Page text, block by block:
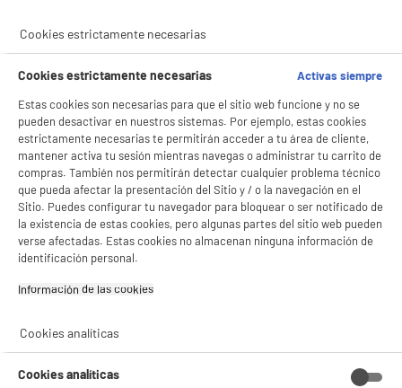
We may collect the following information:
demographic information such as postcode, preferences and
interests
other information relevant to customer surveys and/or offers
For the exhaustive list of cookies we collect see theList
of cookies we collectsection.
What we do with the information we
gather
We require this information to understand your needs and
provide you with a better service, and in particular for the
following reasons:
Rechazar todas
BIENVENIDO a ELECTRO
DEPOT
Con el fin de mejorar tu experiencia, y tras tu consentimiento, ELECTRO DEPOT
y sus socios utilizan cookies que procesan tus datos personales para:
- compartir contenido adaptado a tus preferencias
- ofrecer publicidad y comunicaciones personalizadas
- facilitar el intercambio de contenido en las redes sociales
Consulta la política de cookies.
estadísticas anónimas basadas en tu navegación. Puedes oponerte a su uso
Cookies estrictamente necesarias
Cookies estrictamente necesarias
Activas siempre
Estas cookies son necesarias para que el sitio web funcione y no se
pueden desactivar en nuestros sistemas. Por ejemplo, estas cookies
estrictamente necesarias te permitirán acceder a tu área de cliente,
mantener activa tu sesión mientras navegas o administrar tu carrito de
compras. También nos permitirán detectar cualquier problema técnico
que pueda afectar la presentación del Sitio y / o la navegación en el
Sitio. Puedes configurar tu navegador para bloquear o ser notificado de
la existencia de estas cookies, pero algunas partes del sitio web pueden
verse afectadas. Estas cookies no almacenan ninguna información de
identificación personal.
Información de las cookies‎
Cookies analíticas
Cookies analíticas